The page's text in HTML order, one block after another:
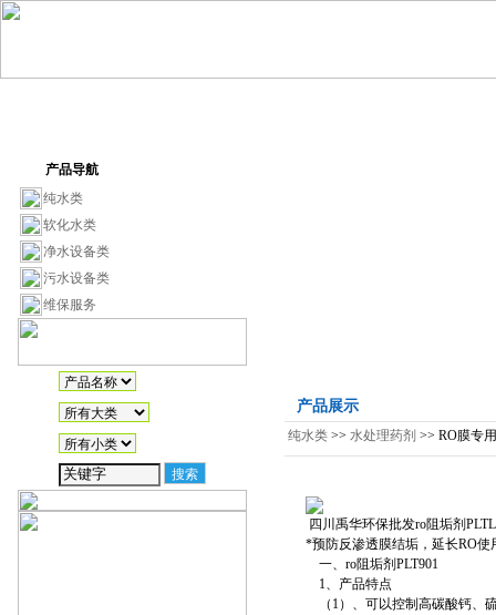
产品导航
纯水类
软化水类
净水设备类
污水设备类
维保服务
产品展示
纯水类 >> 水处理药剂 >> RO膜专
四川禹华环保批发ro阻垢剂
*预防反渗透膜结垢，延长RO
一、ro阻垢剂PLT901
1、产品特点
（1）、可以控制高碳酸钙、